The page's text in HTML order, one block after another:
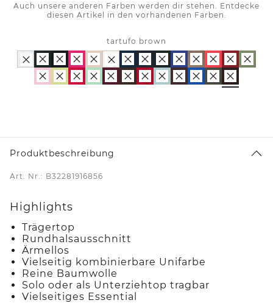
Auch unsere anderen Farben werden dir stehen. Entdecke
diesen Artikel in den vorhandenen Farben.
tartufo brown
Produktbeschreibung
Art. Nr.: B32281916856
Highlights
Trägertop
Rundhalsausschnitt
Ärmellos
Vielseitig kombinierbare Unifarbe
Reine Baumwolle
Solo oder als Unterziehtop tragbar
Vielseitiges Essential